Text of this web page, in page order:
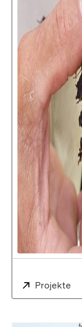
Extern:
Projekte